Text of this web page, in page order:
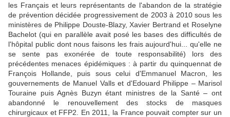
les Français et leurs représentants de l'abandon de la stratégie
de prévention décidée progressivement de 2003 à 2010 sous les
ministères de Philippe Douste-Blazy, Xavier Bertrand et Roselyne
Bachelot (qui en parallèle avait posé les bases des difficultés de
l'hôpital public dont nous faisons les frais aujourd'hui... qu'elle ne
se sente pas exonérée de toute responsabilité) lors des
précédentes menaces épidémiques : à partir du quinquennat de
François Hollande, puis sous celui d'Emmanuel Macron, les
gouvernements de Manuel Valls et d'Edouard Philippe – Marisol
Touraine puis Agnès Buzyn étant ministres de la Santé – ont
abandonné le renouvellement des stocks de masques
chirurgicaux et FFP2. En 2011, la France pouvait compter sur un